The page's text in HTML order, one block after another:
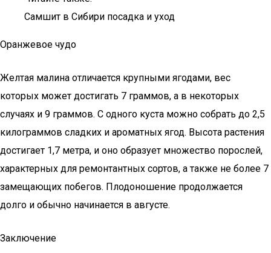
Самшит в Сибири посадка и уход
Оранжевое чудо
Желтая малина отличается крупными ягодами, вес
которых может достигать 7 граммов, а в некоторых
случаях и 9 граммов. С одного куста можно собрать до 2,5
килограммов сладких и ароматных ягод. Высота растения
достигает 1,7 метра, и оно образует множество порослей,
характерных для ремонтантных сортов, а также не более 7
замещающих побегов. Плодоношение продолжается
долго и обычно начинается в августе.
Заключение